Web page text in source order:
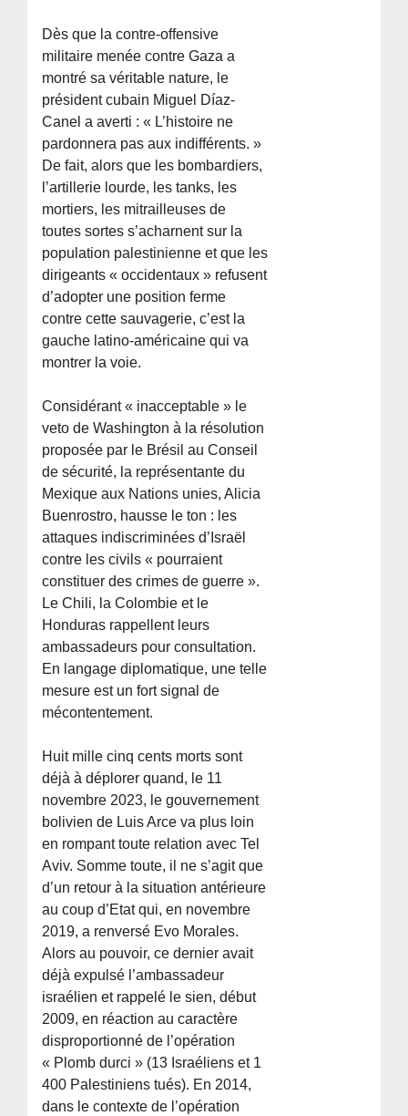
Dès que la contre-offensive
militaire menée contre Gaza a
montré sa véritable nature, le
président cubain Miguel Díaz-
Canel a averti : « L’histoire ne
pardonnera pas aux indifférents. »
De fait, alors que les bombardiers,
l’artillerie lourde, les tanks, les
mortiers, les mitrailleuses de
toutes sortes s’acharnent sur la
population palestinienne et que les
dirigeants « occidentaux » refusent
d’adopter une position ferme
contre cette sauvagerie, c’est la
gauche latino-américaine qui va
montrer la voie.
Considérant « inacceptable » le
veto de Washington à la résolution
proposée par le Brésil au Conseil
de sécurité, la représentante du
Mexique aux Nations unies, Alicia
Buenrostro, hausse le ton : les
attaques indiscriminées d’Israël
contre les civils « pourraient
constituer des crimes de guerre ».
Le Chili, la Colombie et le
Honduras rappellent leurs
ambassadeurs pour consultation.
En langage diplomatique, une telle
mesure est un fort signal de
mécontentement.
Huit mille cinq cents morts sont
déjà à déplorer quand, le 11
novembre 2023, le gouvernement
bolivien de Luis Arce va plus loin
en rompant toute relation avec Tel
Aviv. Somme toute, il ne s’agit que
d’un retour à la situation antérieure
au coup d’Etat qui, en novembre
2019, a renversé Evo Morales.
Alors au pouvoir, ce dernier avait
déjà expulsé l’ambassadeur
israélien et rappelé le sien, début
2009, en réaction au caractère
disproportionné de l’opération
« Plomb durci » (13 Israéliens et 1
400 Palestiniens tués). En 2014,
dans le contexte de l’opération